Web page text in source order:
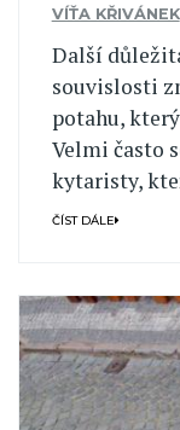
VÍŤA KŘIVÁNEK
Další
souvislosti
potahu,
Velmi často
kytaristy,
ČÍST DÁLE